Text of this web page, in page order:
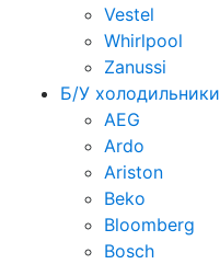
Vestel
Whirlpool
Zanussi
Б/У холодильники
AEG
Ardo
Ariston
Beko
Bloomberg
Bosch